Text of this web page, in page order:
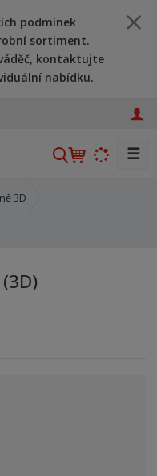
podmínek
sortiment.
kontaktujte
nabídku.
V
☰
3D